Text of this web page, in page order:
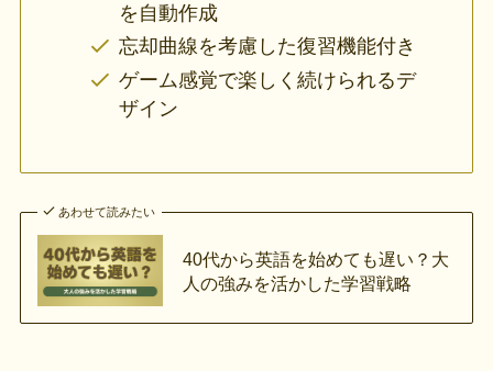
を自動作成
忘却曲線を考慮した復習機能付き
ゲーム感覚で楽しく続けられるデ
ザイン
あわせて読みたい
40代から英語を始めても遅い？大
人の強みを活かした学習戦略